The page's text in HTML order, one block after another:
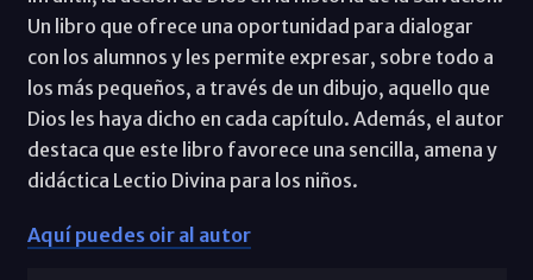
Un libro que ofrece una oportunidad para dialogar
con los alumnos y les permite expresar, sobre todo a
los más pequeños, a través de un dibujo, aquello que
Dios les haya dicho en cada capítulo. Además, el autor
destaca que este libro favorece una sencilla, amena y
didáctica Lectio Divina para los niños.
Aquí puedes oir al autor